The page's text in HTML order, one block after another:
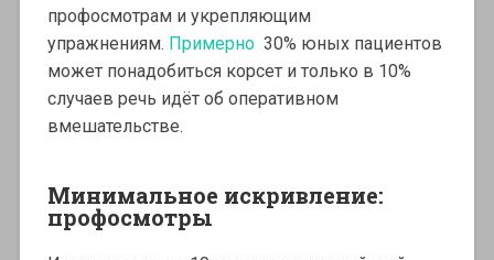
профосмотрам и укрепляющим
упражнениям. Примерно 30% юных пациентов
может понадобиться корсет и только в 10%
случаев речь идёт об оперативном
вмешательстве.
Минимальное искривление:
профосмотры